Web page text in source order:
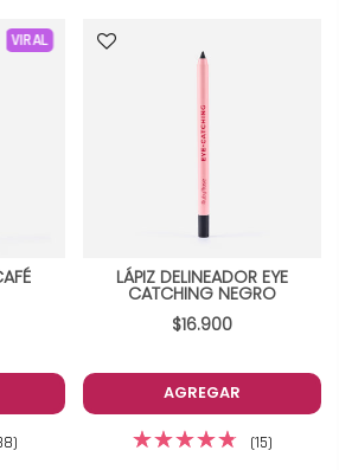
VIRAL
LÁPIZ DELINEADOR EYE
CATCHING NEGRO
$16.900
AGREGAR
(15)